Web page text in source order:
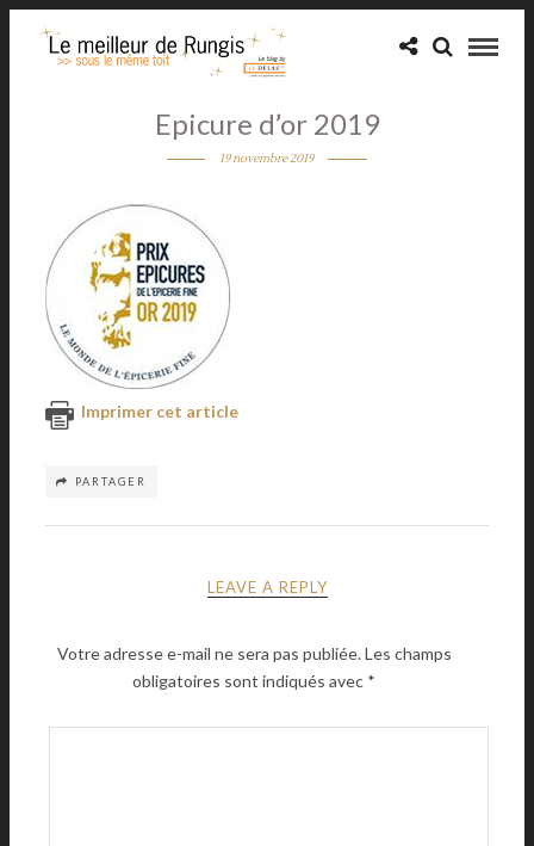
Epicure d’or 2019
19 novembre 2019
Imprimer cet article
PARTAGER
LEAVE A REPLY
Votre adresse e-mail ne sera pas publiée.Les champs
obligatoires sont indiqués avec *